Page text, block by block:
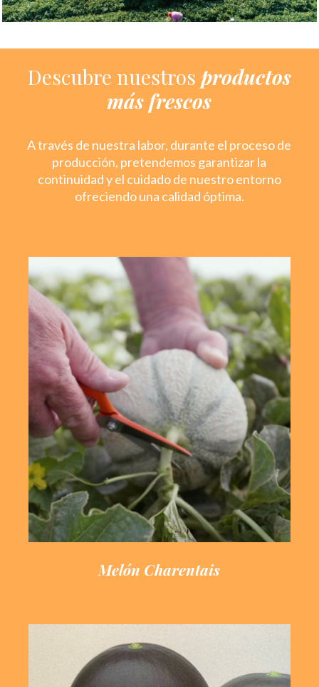
Descubre nuestros productos
más frescos
A través de nuestra labor, durante el proceso de
producción, pretendemos garantizar la
continuidad y el cuidado de nuestro entorno
ofreciendo una calidad óptima.
Melón Charentais
Un melón excepcional fruto de
la experiencia acumulada.
Saber Más
Melón Charentais